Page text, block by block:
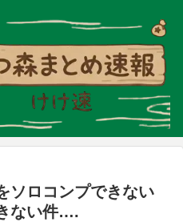
ソロコンプできない
ない件….